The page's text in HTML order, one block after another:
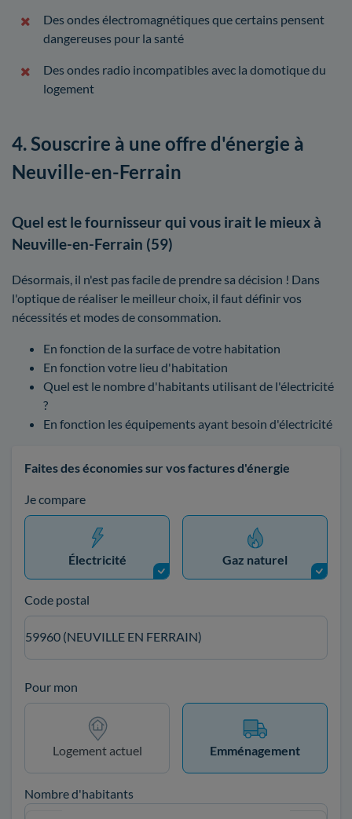
Des ondes électromagnétiques que certains pensent
dangereuses pour la santé
Des ondes radio incompatibles avec la domotique du
logement
4. Souscrire à une offre d'énergie à
Neuville-en-Ferrain
Quel est le fournisseur qui vous irait le mieux à
Neuville-en-Ferrain (59)
Désormais, il n'est pas facile de prendre sa décision ! Dans
l'optique de réaliser le meilleur choix, il faut définir vos
nécessités et modes de consommation.
En fonction de la surface de votre habitation
En fonction votre lieu d'habitation
Quel est le nombre d'habitants utilisant de l'électricité
?
En fonction les équipements ayant besoin d'électricité
Faites des économies sur vos factures d'énergie
Je compare
Électricité Gaz naturel
Code postal
59960 (NEUVILLE EN FERRAIN)
Pour mon
Logement actuel Emménagement
Nombre d'habitants